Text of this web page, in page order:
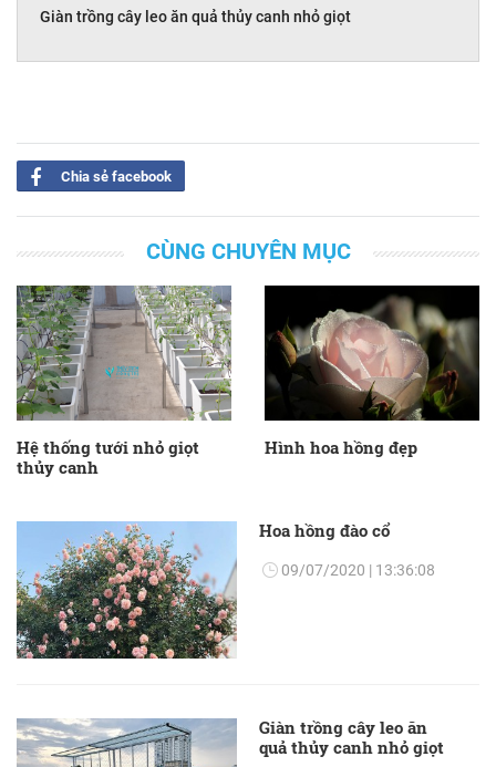
Giàn trồng cây leo ăn quả thủy canh nhỏ giọt
Chia sẻ facebook
CÙNG CHUYÊN MỤC
Hệ thống tưới nhỏ giọt
thủy canh
Hình hoa hồng đẹp
Hoa hồng đào cổ
09/07/2020 | 13:36:08
Giàn trồng cây leo ăn
quả thủy canh nhỏ giọt